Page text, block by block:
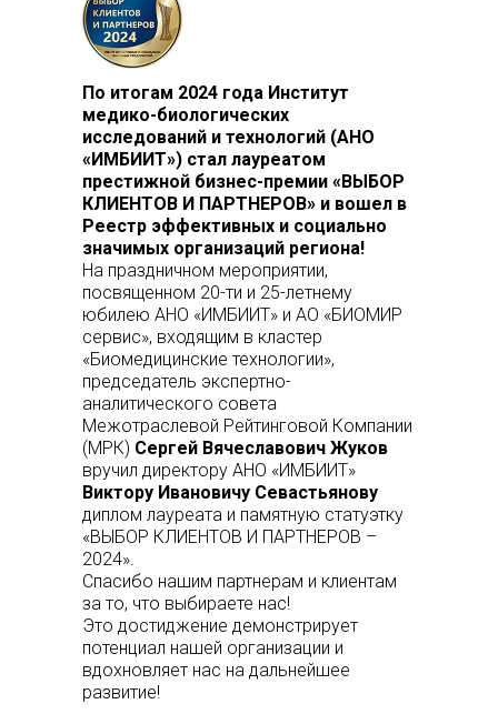
По итогам 2024 года Институт
медико-биологических
исследований и технологий (АНО
«ИМБИИТ») стал лауреатом
престижной бизнес-премии «ВЫБОР
КЛИЕНТОВ И ПАРТНЕРОВ» и вошел в
Реестр эффективных и социально
значимых организаций региона!
На праздничном мероприятии,
посвященном 20-ти и 25-летнему
юбилею АНО «ИМБИИТ» и АО «БИОМИР
сервис», входящим в кластер
«Биомедицинские технологии»,
председатель экспертно-
аналитического совета
Межотраслевой Рейтинговой Компании
(МРК) Сергей Вячеславович Жуков
вручил директору АНО «ИМБИИТ»
Виктору Ивановичу Севастьянову
диплом лауреата и памятную статуэтку
«ВЫБОР КЛИЕНТОВ И ПАРТНЕРОВ –
2024».
Спасибо нашим партнерам и клиентам
за то, что выбираете нас!
Это достиджение демонстрирует
потенциал нашей организации и
вдохновляет нас на дальнейшее
развитие!